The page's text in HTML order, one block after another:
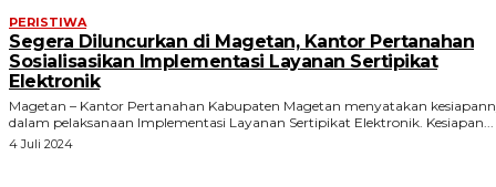
PERISTIWA
Segera Diluncurkan di Magetan, Kantor Pertanahan
Sosialisasikan Implementasi Layanan Sertipikat
Elektronik
Magetan – Kantor Pertanahan Kabupaten Magetan menyatakan
dalam pelaksanaan Implementasi Layanan Sertipikat Elektronik. Kesiapan...
4 Juli 2024